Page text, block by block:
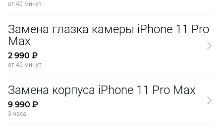
от 40 минут
Замена глазка камеры iPhone 11 Pro
Max
2 990 ₽
от 40 минут
Замена корпуса iPhone 11 Pro Max
9 990 ₽
3 часа